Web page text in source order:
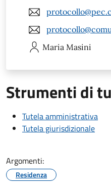
Maria Masini
Strumenti di
Tutela amministrativa
Tutela giurisdizionale
Argomenti:
Residenza